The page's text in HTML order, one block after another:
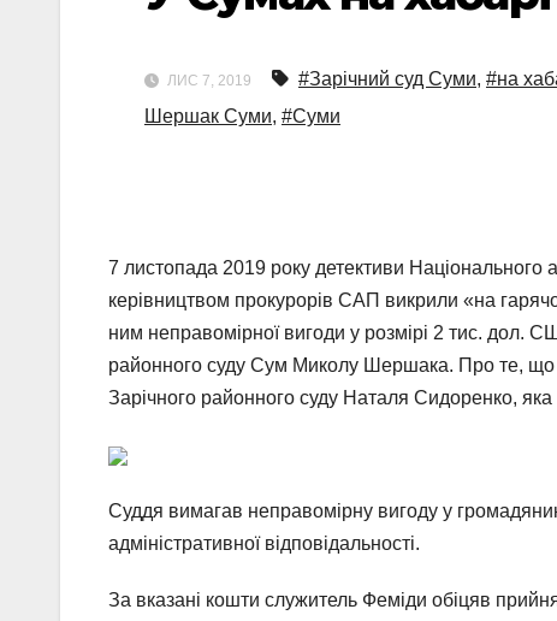
ЛИС 7, 2019 #Зарічний суд Суми, #на
Шершак Суми, #Суми
7 листопада 2019 року детективи Національного
керівництвом прокурорів САП викрили «на
ним неправомірної вигоди у розмірі 2 тис. дол.
районного суду Сум Миколу Шершака. Про те, що
Зарічного районного суду Наталя Сидоренко,
Суддя вимагав неправомірну вигоду у
адміністративної відповідальності.
За вказані кошти служитель Феміди обіцяв